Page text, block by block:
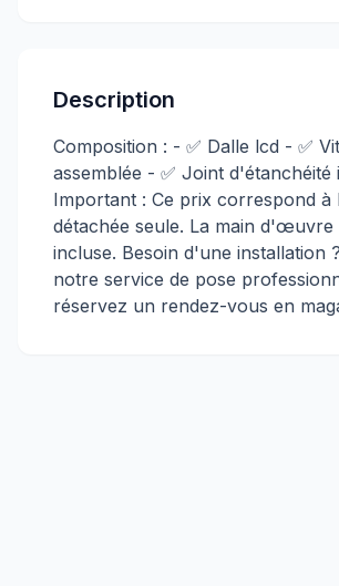
Description
Composition : - ✅ Dalle lcd - ✅
assemblée - ✅ Joint d'étanchéité
Important : Ce prix correspond à
détachée seule. La main d'œuvre
incluse. Besoin d'une installation
notre service de pose
réservez un rendez-vous en